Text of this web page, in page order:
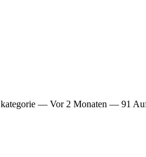
kategorie — Vor 2 Monaten — 91